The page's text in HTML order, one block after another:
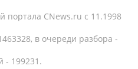
портала CNews.ru c 11.1998
в очереди разбора -
- 199231.